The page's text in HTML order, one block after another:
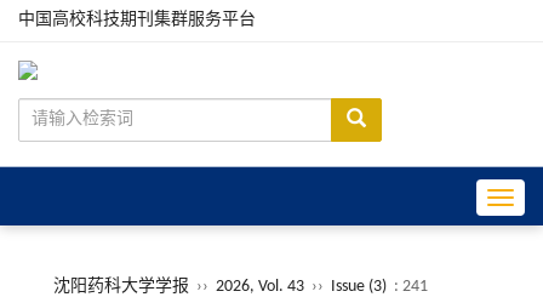
中国高校科技期刊集群服务平台
沈阳药科大学学报 ›› 2026, Vol. 43 ›› Issue (3) : 241